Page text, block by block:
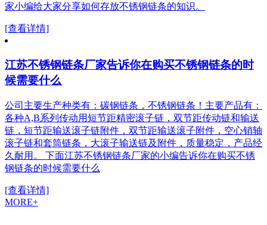
家小编给大家分享如何存放不锈钢链条的知识。
[查看详情]
江苏不锈钢链条厂家告诉你在购买不锈钢链条的时
候需要什么
公司主要生产种类有：碳钢链条，不锈钢链条！主要产品有：
各种A,B系列传动用短节距精密滚子链，双节距传动链和输送
链，短节距输送滚子链附件，双节距输送滚子附件，空心销轴
滚子链和套筒链条，大滚子输送链及附件，质量稳定，产品经
久耐用。 下面江苏不锈钢链条厂家的小编告诉你在购买不锈
钢链条的时候需要什么
[查看详情]
MORE+